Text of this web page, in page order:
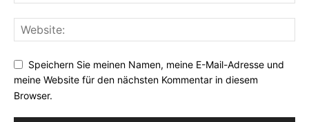
Speichern Sie meinen Namen, meine E-Mail-Adresse und
meine Website für den nächsten Kommentar in diesem
Browser.